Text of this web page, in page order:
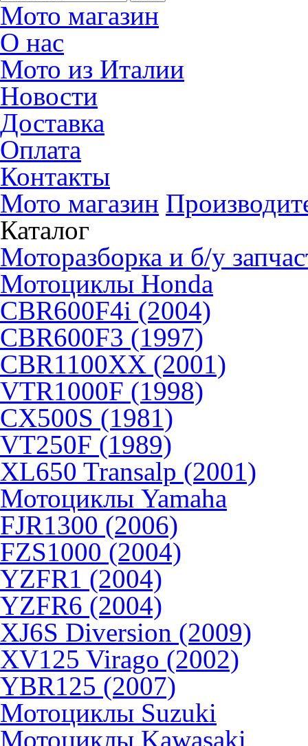
Мото магазин
О нас
Мото из Италии
Новости
Доставка
Оплата
Контакты
Мото магазин
Каталог
Моторазборка и б/у
Мотоциклы Honda
CBR600F4i (2004)
CBR600F3 (1997)
CBR1100XX (2001)
VTR1000F (1998)
CX500S (1981)
VT250F (1989)
XL650 Transalp (2001)
Мотоциклы Yamaha
FJR1300 (2006)
FZS1000 (2004)
YZFR1 (2004)
YZFR6 (2004)
XJ6S Diversion (2009)
XV125 Virago (2002)
YBR125 (2007)
Мотоциклы Suzuki
Мотоциклы Kawasaki